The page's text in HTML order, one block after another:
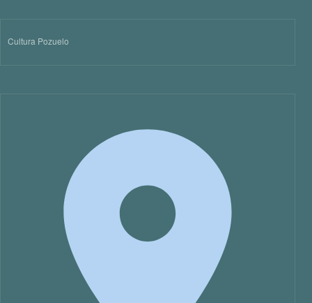
Cultura Pozuelo